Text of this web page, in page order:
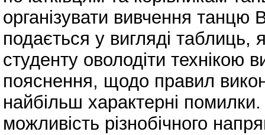
організувати вивчення танцю
подається у вигляді таблиць,
студенту оволодіти технікою
пояснення, щодо правил
найбільш характерні
можливість різнобічного